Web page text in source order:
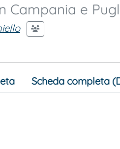
Campania e
Scheda completa